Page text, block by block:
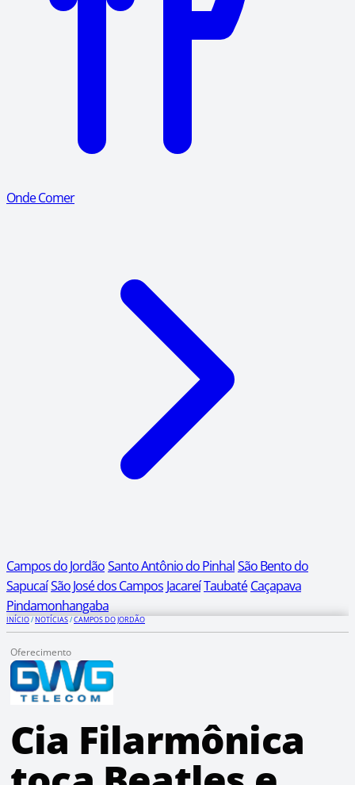
Onde Comer
Campos do JordãoSanto Antônio do PinhalSão Bento do
SapucaíSão José dos Campos JacareíTaubaté Caçapava
Pindamonhangaba
INÍCIO/NOTÍCIAS/CAMPOS DO JORDÃO
Oferecimento
Cia Filarmônica